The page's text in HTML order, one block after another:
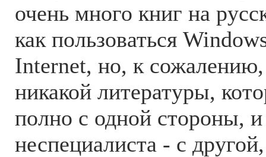
очень много книг на
как пользоваться
Internet, но, к сожалению,
никакой литературы,
полно с одной стороны,
неспециалиста - с